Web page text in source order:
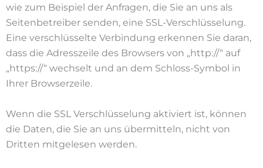
wie zum Beispiel der Anfragen, die Sie an uns als
Seitenbetreiber senden, eine SSL-Verschlüsselung.
Eine verschlüsselte Verbindung erkennen Sie daran,
dass die Adresszeile des Browsers von „http://“ auf
„https://“ wechselt und an dem Schloss-Symbol in
Ihrer Browserzeile.
Wenn die SSL Verschlüsselung aktiviert ist, können
die Daten, die Sie an uns übermitteln, nicht von
Dritten mitgelesen werden.